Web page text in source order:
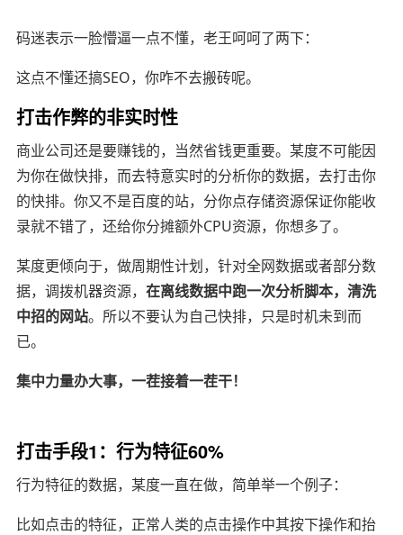
码迷表示一脸懵逼一点不懂，老王呵呵了两下：
这点不懂还搞SEO，你咋不去搬砖呢。
打击作弊的非实时性
商业公司还是要赚钱的，当然省钱更重要。某度不可能因
为你在做快排，而去特意实时的分析你的数据，去打击你
的快排。你又不是百度的站，分你点存储资源保证你能收
录就不错了，还给你分摊额外CPU资源，你想多了。
某度更倾向于，做周期性计划，针对全网数据或者部分数
据，调拨机器资源， 在离线数据中跑一次分析脚本，清洗
中招的网站。所以不要认为自己快排，只是时机未到而
已。
集中力量办大事，一茬接着一茬干！
打击手段1：行为特征60%
行为特征的数据，某度一直在做，简单举一个例子：
比如点击的特征，正常人类的点击操作中其按下操作和抬